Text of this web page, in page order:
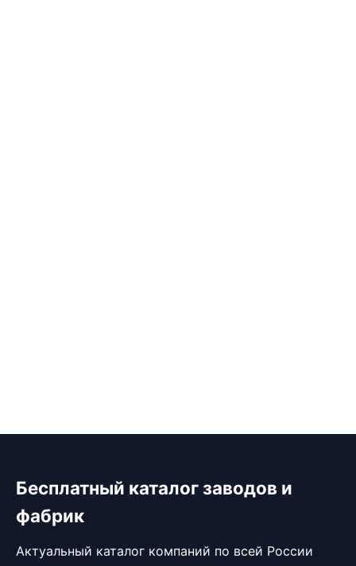
Бесплатный каталог заводов и
фабрик
Актуальный каталог компаний по всей России